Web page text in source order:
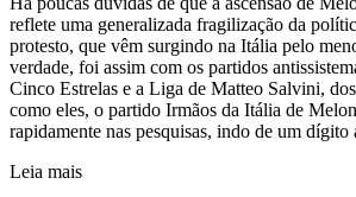
reflete uma generalizada fragilização da
protesto, que vêm surgindo na Itália pelo
verdade, foi assim com os partidos
Cinco Estrelas e a Liga de Matteo Salvini,
como eles, o partido Irmãos da Itália de
rapidamente nas pesquisas, indo de um dígito
Leia mais